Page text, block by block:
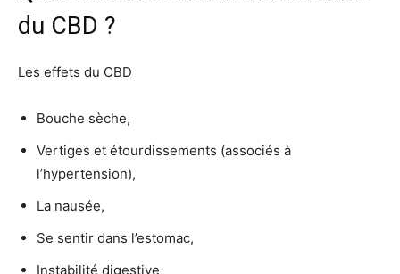
du CBD ?
Les effets du CBD
Bouche sèche,
Vertiges et étourdissements (associés à
l’hypertension),
La nausée,
Se sentir dans l’estomac,
Instabilité digestive,